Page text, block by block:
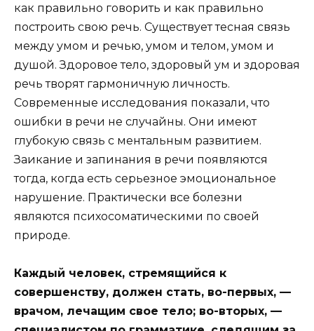
как правильно говорить и как правильно
построить свою речь. Существует тесная связь
между умом и речью, умом и телом, умом и
душой. Здоровое тело, здоровый ум и здоровая
речь творят гармоничную личность.
Современные исследования показали, что
ошибки в речи не случайны. Они имеют
глубокую связь с ментальным развитием.
Заикание и запинания в речи появляются
тогда, когда есть серьезное эмоциональное
нарушение. Практически все болезни
являются психосоматическими по своей
природе.
Каждый человек, стремящийся к
совершенству, должен стать, во-первых, —
врачом, лечащим свое тело; во-вторых, —